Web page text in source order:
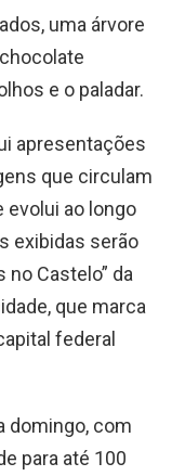
uma árvore
e o paladar.
apresentações
que circulam
evolui ao longo
exibidas serão
no Castelo” da
que marca
federal
domingo, com
para até 100